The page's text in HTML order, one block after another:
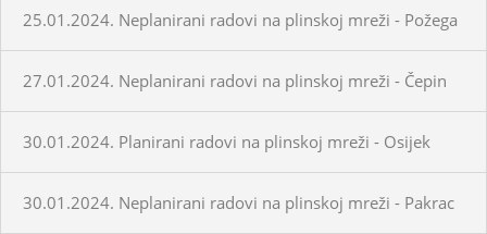
25.01.2024. Neplanirani radovi na plinskoj mreži - Požega
27.01.2024. Neplanirani radovi na plinskoj mreži - Čepin
30.01.2024. Planirani radovi na plinskoj mreži - Osijek
30.01.2024. Neplanirani radovi na plinskoj mreži - Pakrac